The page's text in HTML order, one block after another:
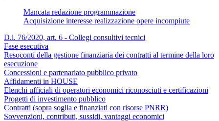
Mancata redazione programmazione
Acquisizione interesse realizzazione opere incompiute
D.l. 76/2020, art. 6 - Collegi consultivi tecnici
Fase esecutiva
Resoconti della gestione finanziaria dei contratti al termine della loro
esecuzione
Concessioni e partenariato pubblico privato
Affidamenti in HOUSE
Elenchi ufficiali di operatori economici riconosciuti e certificazioni
Progetti di investimento pubblico
Contratti (sopra soglia e finanziati con risorse PNRR)
Sovvenzioni, contributi, sussidi, vantaggi economici